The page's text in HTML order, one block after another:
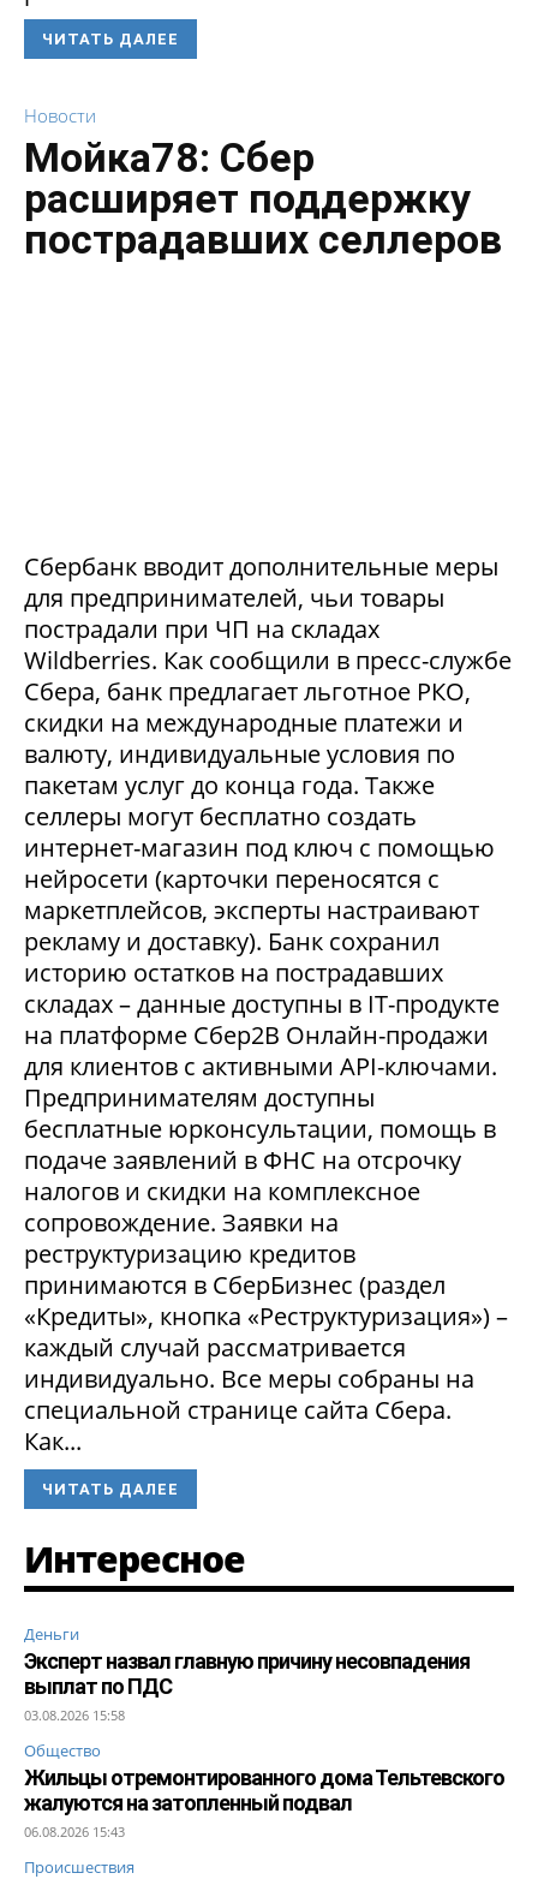
ЧИТАТЬ ДАЛЕЕ
Новости
Мойка78: Сбер
расширяет поддержку
пострадавших селлеров
Сбербанк вводит дополнительные меры
для предпринимателей, чьи товары
пострадали при ЧП на складах
Wildberries. Как сообщили в пресс-службе
Сбера, банк предлагает льготное РКО,
скидки на международные платежи и
валюту, индивидуальные условия по
пакетам услуг до конца года. Также
селлеры могут бесплатно создать
интернет-магазин под ключ с помощью
нейросети (карточки переносятся с
маркетплейсов, эксперты настраивают
рекламу и доставку). Банк сохранил
историю остатков на пострадавших
складах – данные доступны в IT-продукте
на платформе Сбер2В Онлайн-продажи
для клиентов с активными API-ключами.
Предпринимателям доступны
бесплатные юрконсультации, помощь в
подаче заявлений в ФНС на отсрочку
налогов и скидки на комплексное
сопровождение. Заявки на
реструктуризацию кредитов
принимаются в СберБизнес (раздел
«Кредиты», кнопка «Реструктуризация») –
каждый случай рассматривается
индивидуально. Все меры собраны на
специальной странице сайта Сбера.
Как...
ЧИТАТЬ ДАЛЕЕ
Интересное
Деньги
Эксперт назвал главную причину несовпадения
выплат по ПДС
03.08.2026 15:58
Общество
Жильцы отремонтированного дома Тельтевского
жалуются на затопленный подвал
06.08.2026 15:43
Происшествия